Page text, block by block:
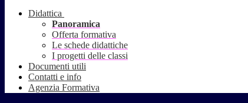
Didattica
Panoramica
Offerta formativa
Le schede didattiche
I progetti delle classi
Documenti utili
Contatti e info
Agenzia Formativa